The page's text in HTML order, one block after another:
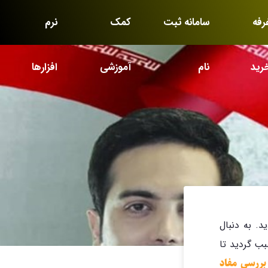
سامانه ثبت
نام
کمک
آموزشی
نرم
افزارها
به دنبال
گردید تا
بررسی مفاد